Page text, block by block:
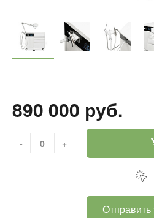
890 000 руб.
- +
Отправить